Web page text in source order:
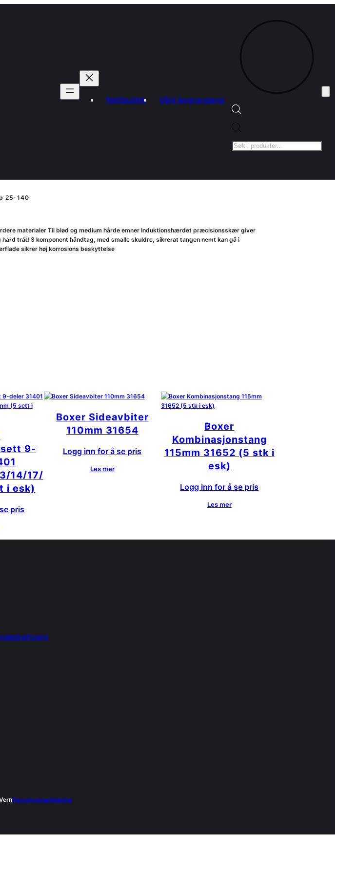
Nettbutikk Våre leverandører
Products
25-140
materialer Til blød og medium hårde emner Induktionshærdet præcisionsskær giver
tråd 3 komponent håndtag, med smalle skuldre, sikrerat tangen nemt kan gå i
sikrer høj korrosions beskyttelse
9-
14/17/
i esk)
pris
Boxer Sideavbiter
110mm 31654
Logg inn for å se pris
Les mer
Boxer
Kombinasjonstang
115mm 31652 (5 stk i
esk)
Logg inn for å se pris
Les mer
Personvernerklæring